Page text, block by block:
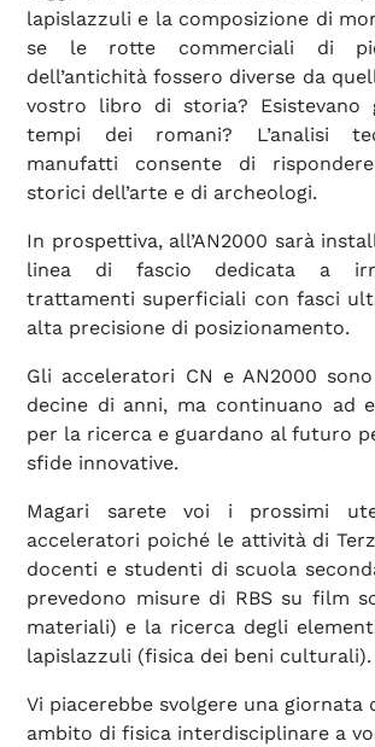
lapislazzuli e la composizione di
se le rotte commerciali di
dell’antichità fossero diverse da
vostro libro di storia? Esistevano
tempi dei romani? L’analisi
manufatti consente di
storici dell’arte e di archeologi.
In prospettiva, all’AN2000 sarà
linea di fascio dedicata a
trattamenti superficiali con fasci
alta precisione di posizionamento.
Gli acceleratori CN e AN2000
decine di anni, ma continuano ad
per la ricerca e guardano al futuro
sfide innovative.
Magari sarete voi i prossimi
acceleratori poiché le attività di
docenti e studenti di scuola
prevedono misure di RBS su film
materiali) e la ricerca degli
lapislazzuli (fisica dei beni culturali).
Vi piacerebbe svolgere una giornata
ambito di fisica interdisciplinare a